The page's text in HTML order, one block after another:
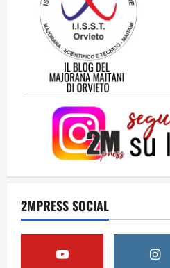
2MPRESS SOCIAL
3
Una lettera
passeggiata
23 Luglio 2026
4
16 Luglio
5
15 Luglio